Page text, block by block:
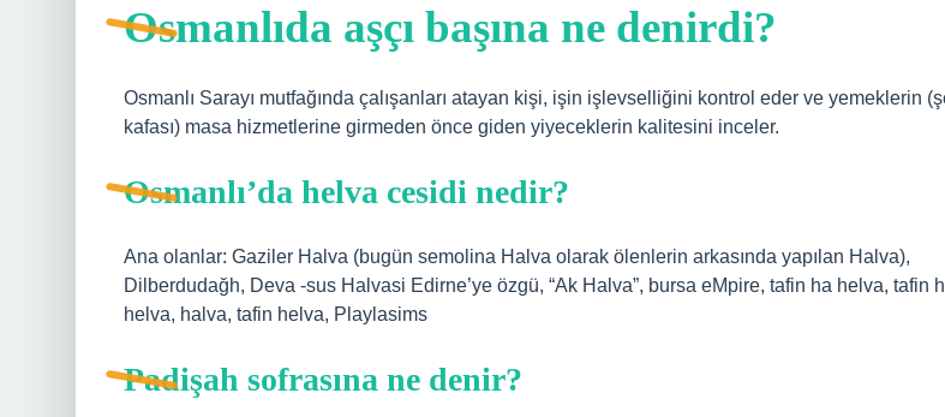
Osmanlıda aşçı başına ne denirdi?
Osmanlı Sarayı mutfağında çalışanları atayan kişi, işin işlevselliğini kontrol eder ve yemeklerin
kafası) masa hizmetlerine girmeden önce giden yiyeceklerin kalitesini inceler.
Osmanlı’da helva cesidi nedir?
Ana olanlar: Gaziler Halva (bugün semolina Halva olarak ölenlerin arkasında yapılan Halva),
Dilberdudağh, Deva -sus Halvasi Edirne’ye özgü, “Ak Halva”, bursa eMpire, tafin ha helva, tafin
helva, halva, tafin helva, Playlasims
Padişah sofrasına ne denir?